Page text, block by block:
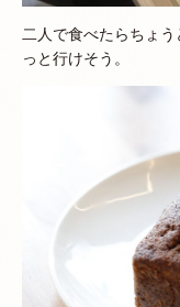
二人で食べたらちょ
っと行けそう。